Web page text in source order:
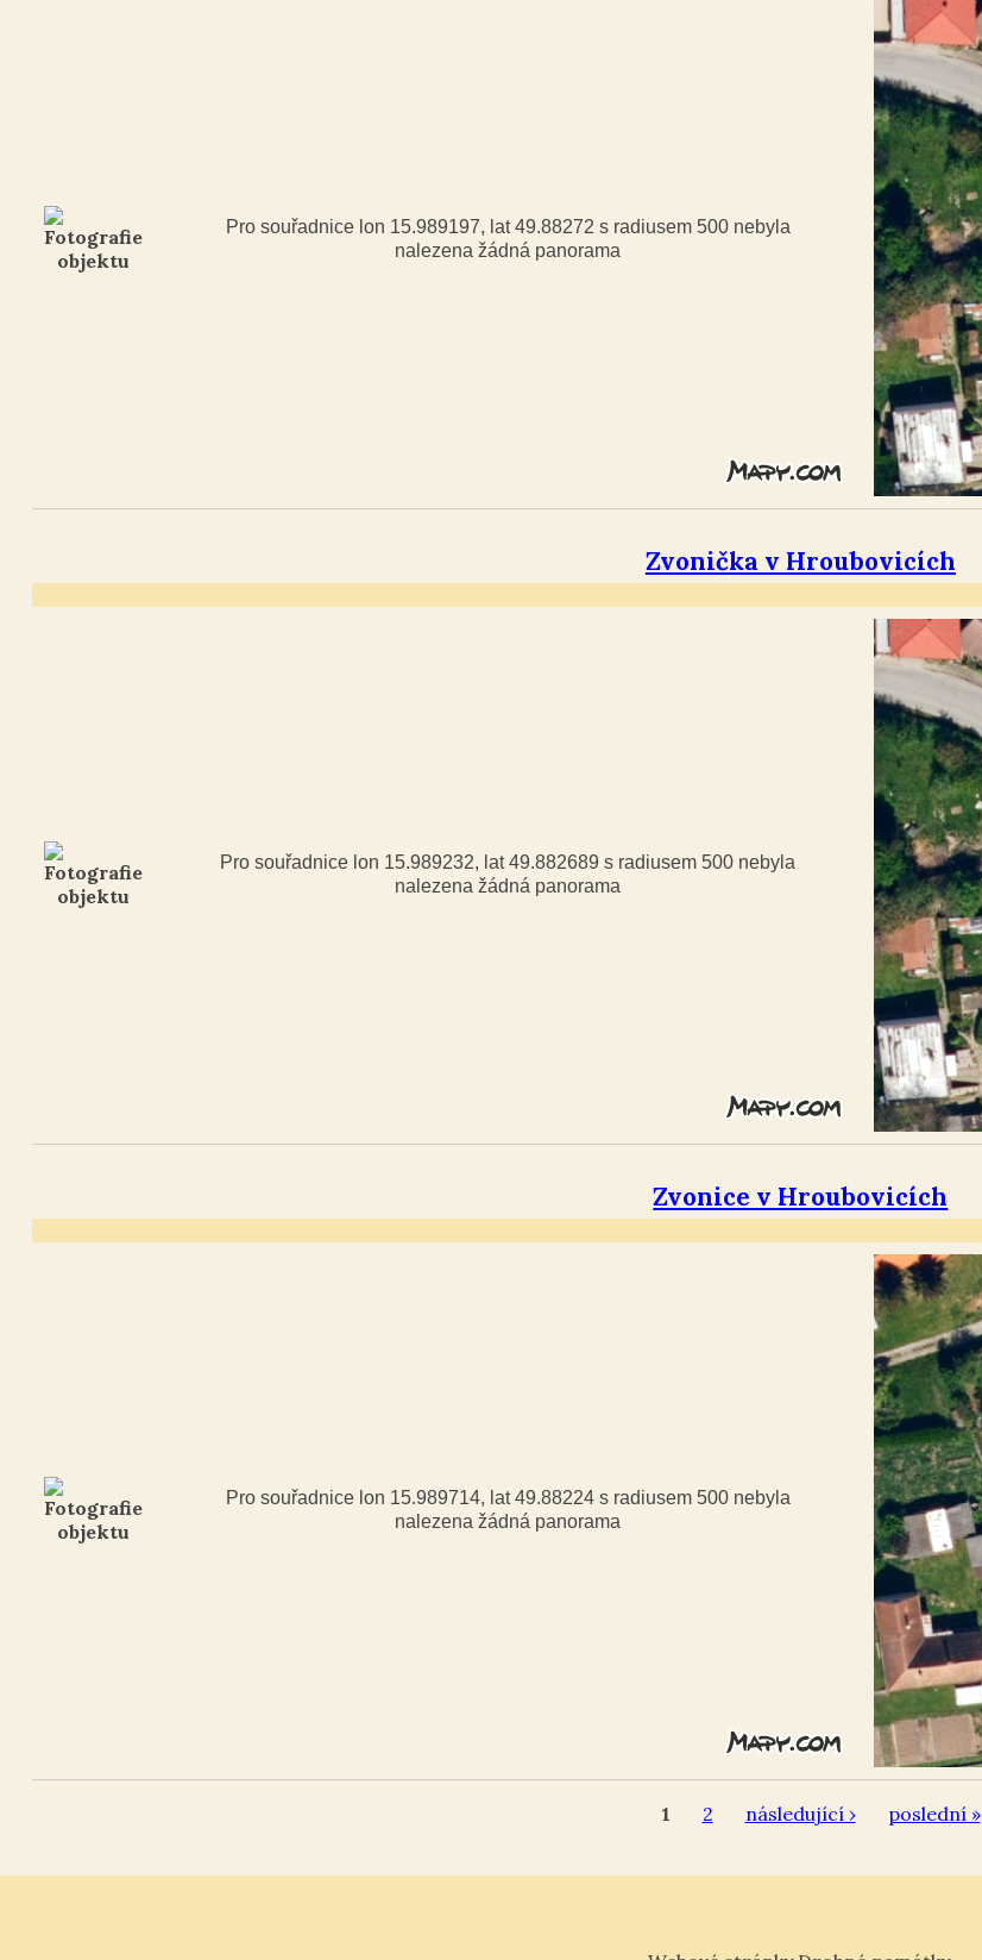
Pro souřadnice lon 15.989197, lat 49.88272 s radiusem 500 nebyla
nalezena žádná panorama
Zvonička v Hroubovicích
Pro souřadnice lon 15.989232, lat 49.882689 s radiusem 500 nebyla
nalezena žádná panorama
Zvonice v Hroubovicích
Pro souřadnice lon 15.989714, lat 49.88224 s radiusem 500 nebyla
nalezena žádná panorama
1 2 následující › poslední »